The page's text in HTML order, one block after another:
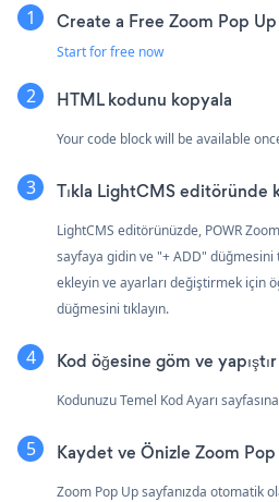
Create a Free Zoom Pop
Start for free now
HTML kodunu kopyala
Your code block will be available
Tıkla LightCMS editöründe
LightCMS editörünüzde, POWR
sayfaya gidin ve "+ ADD" düğmesini
ekleyin ve ayarları değiştirmek için
düğmesini tıklayın.
Kod öğesine göm ve yapıştır
Kodunuzu Temel Kod Ayarı sayfasına
Kaydet ve Önizle Zoom Pop
Zoom Pop Up sayfanızda otomatik